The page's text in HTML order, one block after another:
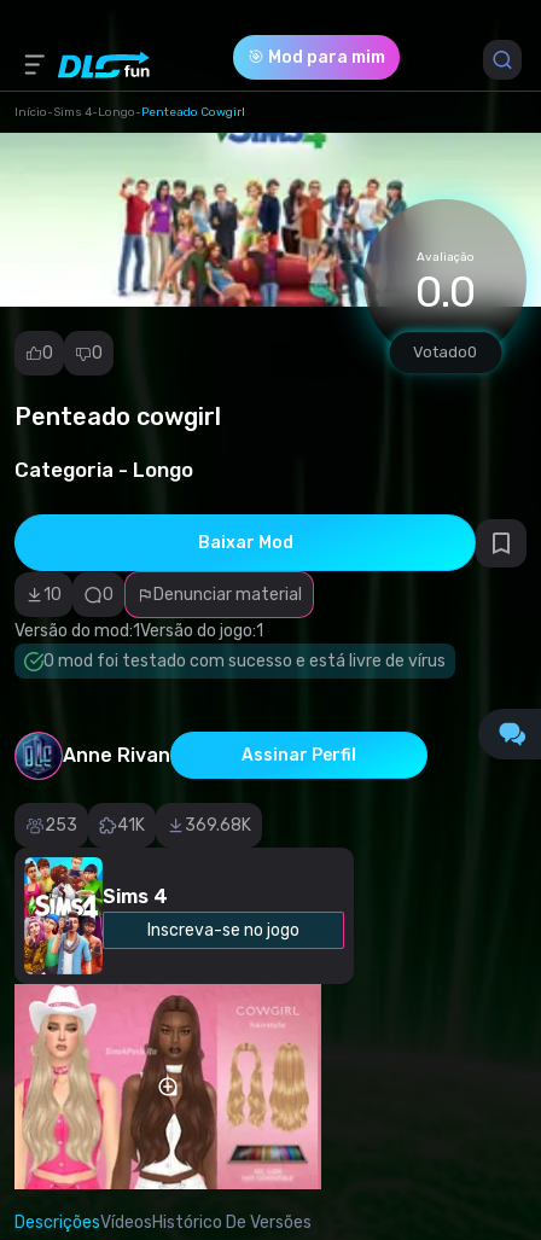
🎯 Mod para mim
Início-Sims 4-Longo-Penteado Cowgirl
Avaliação
0.0
Votado0
0 0
Penteado cowgirl
Categoria - Longo
Baixar Mod
10 0
Denunciar material
Versão do mod:1Versão do jogo:1
O mod foi testado com sucesso e está livre de vírus
Anne Rivan Assinar Perfil
253 41K 369.68K
Sims 4
Inscreva-se no jogo
Denunciar
incorreta
Software
malicioso/vírus
Conteúdo não
funcional
Descrição
DescriçõesVídeosHistórico De Versões
Versão do Jogo *
1 (sims4pack_10479-ZHenskaya-pricheska-Cowgirl-
Hairstyle.package)
Download (12.80 Mb)